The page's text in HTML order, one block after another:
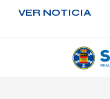
VER NOTICIA